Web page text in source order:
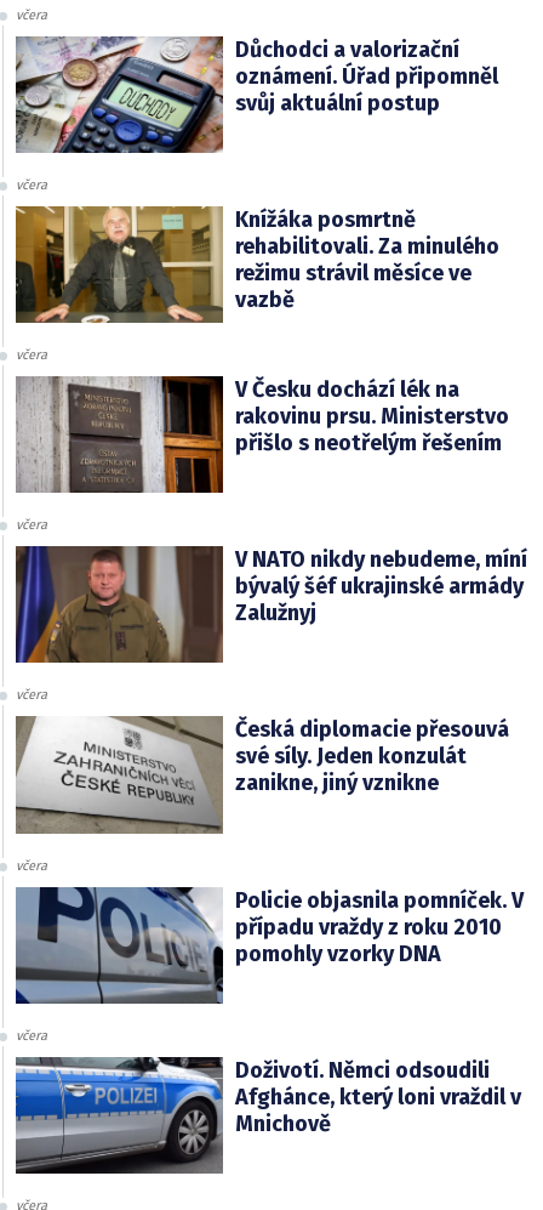
včera
Důchodci a valorizační
oznámení. Úřad připomněl
svůj aktuální postup
včera
Knížáka posmrtně
rehabilitovali. Za minulého
režimu strávil měsíce ve
vazbě
včera
V Česku dochází lék na
rakovinu prsu. Ministerstvo
přišlo s neotřelým řešením
včera
V NATO nikdy nebudeme, míní
bývalý šéf ukrajinské armády
Zalužnyj
včera
Česká diplomacie přesouvá
své síly. Jeden konzulát
zanikne, jiný vznikne
včera
Policie objasnila pomníček. V
případu vraždy z roku 2010
pomohly vzorky DNA
včera
Doživotí. Němci odsoudili
Afghánce, který loni vraždil v
Mnichově
včera